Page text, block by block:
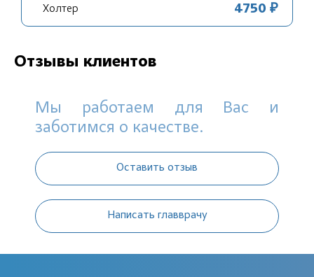
Холтер 4750 ₽
Отзывы клиентов
Мы работаем для Вас и
заботимся о качестве.
Оставить отзыв
Написать главврачу